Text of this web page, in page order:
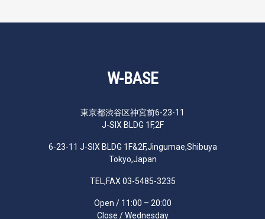
W-BASE
東京都渋谷区神宮前6-23-11
J-SIX BLDG 1F,2F
6-23-11 J-SIX BLDG 1F&2F,Jingumae,Shibuya
Tokyo,Japan
TEL,FAX 03-5485-3235
Open / 11:00 – 20:00
Close / Wednesday